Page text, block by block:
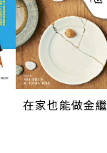
在家也能做金繼